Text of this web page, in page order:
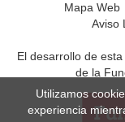
Mapa Web
Aviso
El desarrollo de
de la
Utilizamos
experiencia